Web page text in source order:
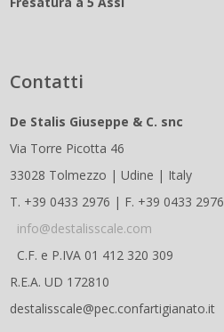
Contatti
De Stalis Giuseppe & C. snc
Via Torre Picotta 46
33028 Tolmezzo | Udine | Italy
T. +39 0433 2976 | F. +39 0433 2976
info@destalisscale.com
C.F. e P.IVA 01 412 320 309
R.E.A. UD 172810
destalisscale@pec.confartigianato.it